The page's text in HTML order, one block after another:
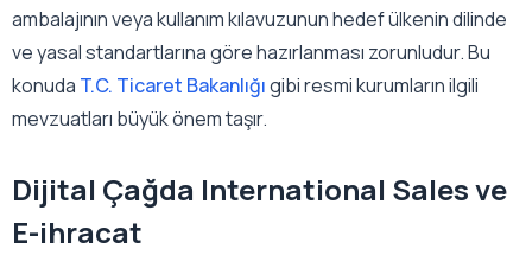
ambalajının veya kullanım kılavuzunun hedef ülkenin dilinde
ve yasal standartlarına göre hazırlanması zorunludur. Bu
konuda T.C. Ticaret Bakanlığıgibi resmi kurumların ilgili
mevzuatları büyük önem taşır.
Dijital Çağda International Sales ve
E-ihracat